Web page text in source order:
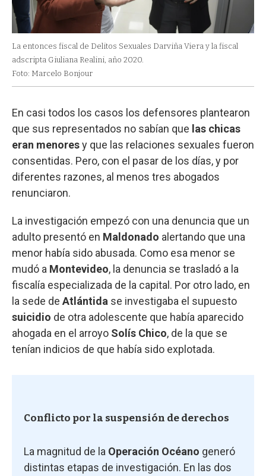
La entonces fiscal de Delitos Sexuales Darviña Viera y la fiscal
adscripta Giuliana Realini, año 2020.
Foto: Marcelo Bonjour
En casi todos los casos los defensores plantearon
que sus representados no sabían que las chicas
eran menoresy que las relaciones sexuales fueron
consentidas. Pero, con el pasar de los días, y por
diferentes razones, al menos tres abogados
renunciaron.
La investigación empezó con una denuncia que un
adulto presentó en Maldonado alertando que una
menor había sido abusada. Como esa menor se
mudó a Montevideo, la denuncia se trasladó a la
fiscalía especializada de la capital. Por otro lado, en
la sede de Atlántida se investigaba el supuesto
suicidio de otra adolescente que había aparecido
ahogada en el arroyo Solís Chico, de la que se
tenían indicios de que había sido explotada.
Conflicto por la suspensión de derechos
La magnitud de la Operación Océano generó
distintas etapas de investigación. En las dos